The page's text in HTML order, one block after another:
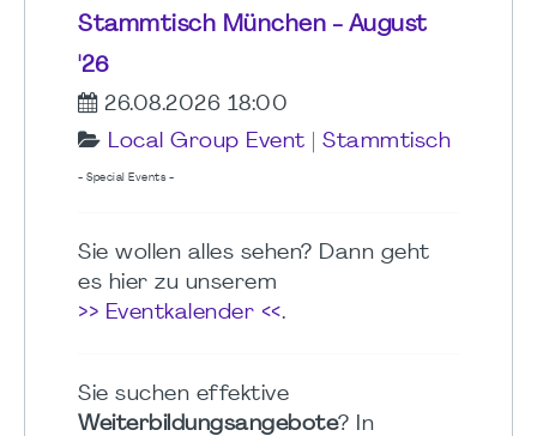
Stammtisch München - August
'26
26.08.2026 18:00
Local Group Event
Stammtisch
- Special Events -
Sie wollen alles sehen? Dann geht
es hier zu unserem
>> Eventkalender <<.
Sie suchen effektive
Weiterbildungsangebote? In